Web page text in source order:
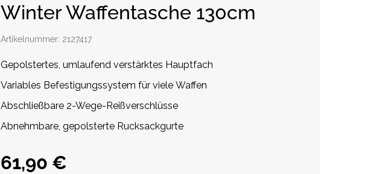
Winter Waffentasche 130cm
Artikelnummer: 2127417
Gepolstertes, umlaufend verstärktes Hauptfach
Variables Befestigungssystem für viele Waffen
Abschließbare 2-Wege-Reißverschlüsse
Abnehmbare, gepolsterte Rucksackgurte
61,90 €